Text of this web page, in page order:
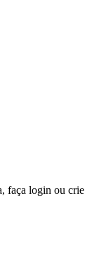
faça login ou crie